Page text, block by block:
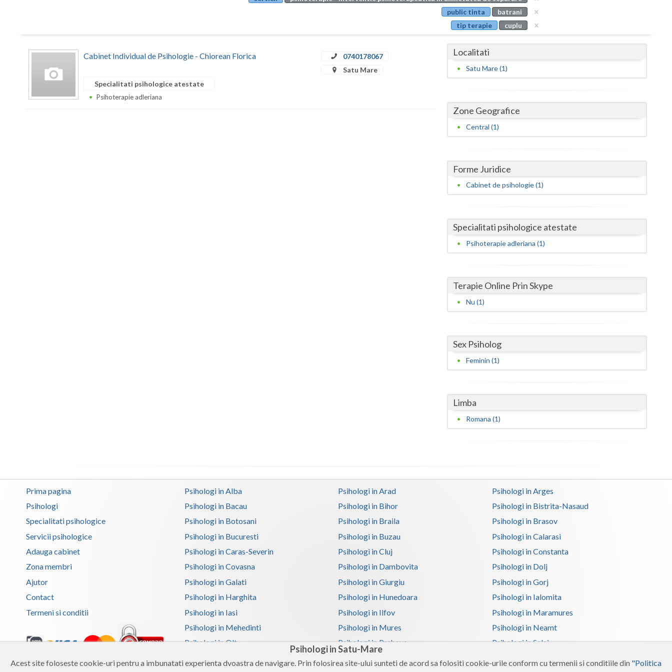
Psihologi in Satu-Mare
Acest site foloseste cookie-uri pentru a imbunatati experienta dvoastra de navigare. Prin folosirea site-ului sunteti de acord sa folositi cookie-urile conform cu termenii si conditiile din "Politica
Buzau
Calarasi
Caras-Severin
Giurgiu
Harghita
Hunedoara
Iasi
Prahova
Suceava
Teleorman
Tulcea
Valcea
Vrancea
public tinta
batrani
tip terapie
cuplu
Cabinet Individual de Psihologie - Chiorean Florica
0740178067
Satu Mare
Specialitati psihologice atestate
Psihoterapie adleriana
Localitati
Satu Mare (1)
Zone Geografice
Central (1)
Forme Juridice
Cabinet de psihologie (1)
Specialitati psihologice atestate
Psihoterapie adleriana (1)
Terapie Online Prin Skype
Nu (1)
Sex Psiholog
Feminin (1)
Limba
Romana (1)
Prima pagina
Psihologi
Specialitati psihologice
Servicii psihologice
Adauga cabinet
Zona membri
Ajutor
Contact
Termeni si conditii
Copyright 2026 Reframing SRL
Psihologi in Alba Psihologi in Arad
Psihologi in Arges
Psihologi in Bacau
Psihologi in Bihor
Psihologi in Bistrita-Nasaud
Psihologi in Botosani
Psihologi in Braila
Psihologi in Brasov
Psihologi in Bucuresti
Psihologi in Buzau
Psihologi in Calarasi
Psihologi in Caras-Severin
Psihologi in Cluj
Psihologi in Constanta
Psihologi in Covasna
Psihologi in Dambovita
Psihologi in Dolj
Psihologi in Galati
Psihologi in Giurgiu
Psihologi in Gorj
Psihologi in Harghita
Psihologi in Hunedoara
Psihologi in Ialomita
Psihologi in Iasi
Psihologi in Ilfov
Psihologi in Maramures
Psihologi in Mehedinti
Psihologi in Mures
Psihologi in Neamt
Psihologi in Olt
Psihologi in Prahova
Psihologi in Salaj